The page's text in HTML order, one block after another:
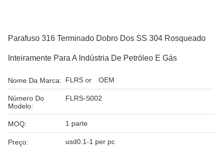
Parafuso 316 Terminado Dobro Dos SS 304 Rosqueado
Inteiramente Para A Indústria De Petróleo E Gás
Nome Da Marca: FLRS or OEM
Número Do
Modelo:
FLRS-S002
MOQ: 1 parte
Preço: usd0.1-1 per pc